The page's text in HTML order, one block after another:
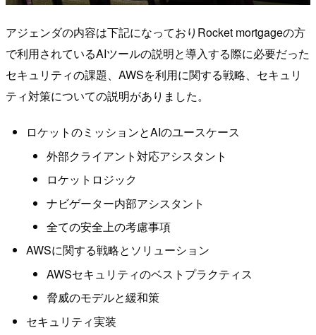
アジェンダの内容は下記になっておりRocket mortgageの方
で利用されているAIツールの説明と導入する際に必要だった
セキュリティの課題、AWSを利用に関する戦略、セキュリ
ティ対策についての説明がありました。
ロケットのミッションとAIのユースケース
外部クライアント対応アシスタント
ロケットロジック
ナビゲーター内部アシスタント
全ての安全上の考慮事項
AWSに関する戦略とソリューション
AWSセキュリティのベストプラクティス
脅威のモデルと緩和策
セキュリティ実装